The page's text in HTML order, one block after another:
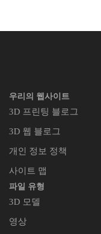
우리의 웹사이트
3D 프린팅 블로그
3D 웹 블로그
개인 정보 정책
사이트 맵
파일 유형
3D 모델
영상